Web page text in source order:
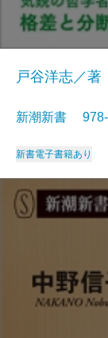
戸谷洋志／著
新潮新書
新書電子書籍あり